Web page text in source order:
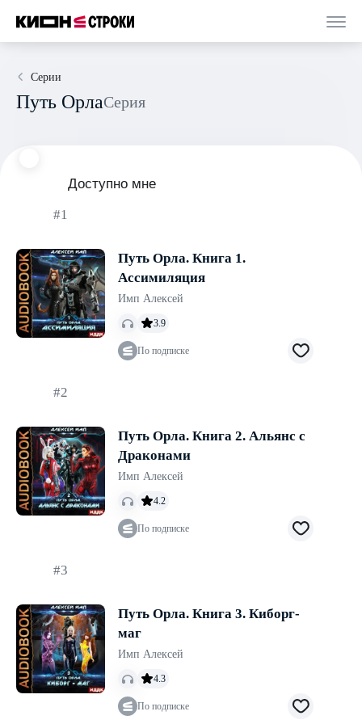
Серии
Путь Орла Серия
Доступно мне
#1
Путь Орла. Книга 1.
Ассимиляция
Имп Алексей
3.9
По подписке
#2
Путь Орла. Книга 2. Альянс с
Драконами
Имп Алексей
4.2
По подписке
#3
Путь Орла. Книга 3. Киборг-
маг
Имп Алексей
4.3
По подписке